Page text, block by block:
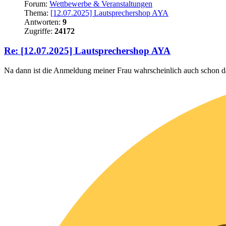
Forum: Wettbewerbe & Veranstaltungen
Thema: [12.07.2025] Lautsprechershop AYA
Antworten: 9
Zugriffe: 24172
Re: [12.07.2025] Lautsprechershop AYA
Na dann ist die Anmeldung meiner Frau wahrscheinlich auch schon